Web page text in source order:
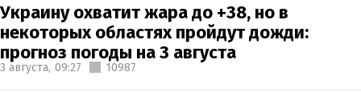
Украину охватит жара до +38, но в
некоторых областях пройдут дожди:
прогноз погоды на 3 августа
3 августа, 09:27 10987